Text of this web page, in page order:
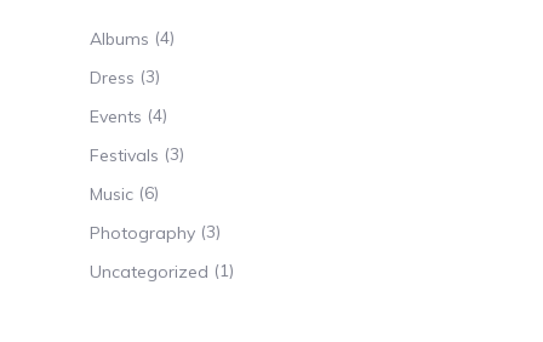
Albums (4)
Dress (3)
Events (4)
Festivals (3)
Music (6)
Photography (3)
Uncategorized (1)